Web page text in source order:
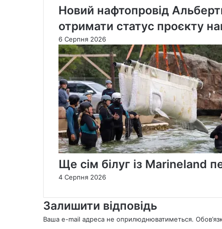
Новий нафтопровід
отримати статус проєкту
6 Серпня 2026
Ще сім білуг із Marineland
4 Серпня 2026
Залишити відповідь
Ваша e-mail адреса не оприлюднюватиметься.